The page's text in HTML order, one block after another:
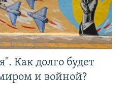
Как долго будет
и войной?